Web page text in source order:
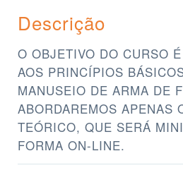
Descrição
O OBJETIVO DO CURSO
AOS PRINCÍPIOS
MANUSEIO DE ARMA DE
ABORDAREMOS APENAS
TEÓRICO, QUE SERÁ
FORMA ON-LINE.